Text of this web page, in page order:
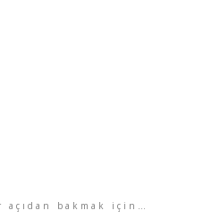
açıdan bakmak için…